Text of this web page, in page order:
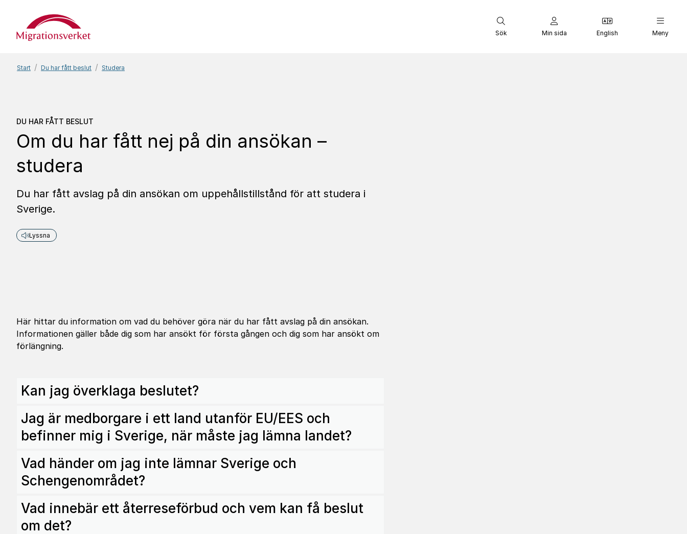
Start
Sök Min sida English Meny
Start Du har fått beslut Studera
Du har fått beslut
DU HAR FÅTT BESLUT
Om du har fått nej på din ansökan –
studera
Du har fått avslag på din ansökan om uppehållstillstånd för att studera i
Sverige.
Lyssna
Här hittar du information om vad du behöver göra när du har fått avslag på din ansökan.
Informationen gäller både dig som har ansökt för första gången och dig som har ansökt om
förlängning.
Kan jag överklaga beslutet?
Jag är medborgare i ett land utanför EU/EES och
befinner mig i Sverige, när måste jag lämna landet?
Vad händer om jag inte lämnar Sverige och
Schengenområdet?
Vad innebär ett återreseförbud och vem kan få beslut
om det?